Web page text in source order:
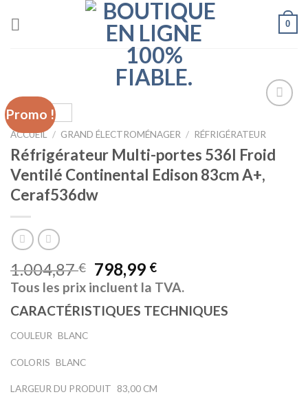
0
Promo !
à la liste
ACCUEIL / GRAND ÉLECTROMÉNAGER / RÉFRIGÉRATEUR
Réfrigérateur Multi-portes 536l Froid
Ventilé Continental Edison 83cm A+,
Ceraf536dw
1.004,87€ 798,99 €
Tous les prix incluent la TVA.
CARACTÉRISTIQUES TECHNIQUES
COULEUR BLANC
COLORIS BLANC
LARGEUR DU PRODUIT 83,00 CM